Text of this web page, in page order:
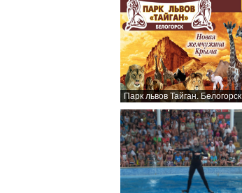
Парк львов Тайган. Белогорск